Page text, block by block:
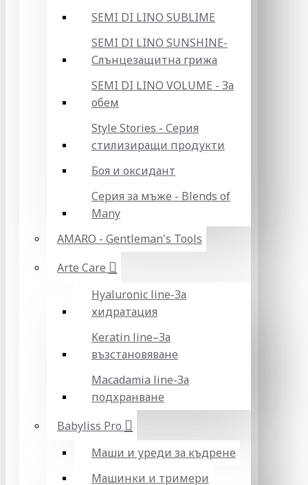
SEMI DI LINO SUBLIME
SEMI DI LINO SUNSHINE-
Слънцезащитна грижа
SEMI DI LINO VOLUME - За
обем
Style Stories - Серия
стилизиращи продукти
Боя и оксидант
Серия за мъже - Blends of
Many
AMARO - Gentleman's Tools
Arte Care
Hyaluronic line-За
хидратация
Keratin line–За
възстановяване
Macadamia line-За
подхранване
Babyliss Pro
Маши и уреди за къдрене
Машинки и тримери